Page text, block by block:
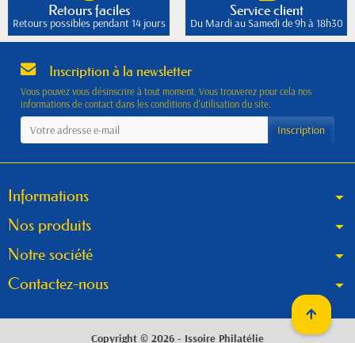
Retours faciles
Retours possibles pendant 14 jours
Service client
Du Mardi au Samedi de 9h à 18h30
Inscription à la newsletter
Vous pouvez vous désinscrire à tout moment. Vous trouverez pour cela nos
informations de contact dans les conditions d'utilisation du site.
Informations
Nos produits
Notre société
Contactez-nous
Copyright © 2026 - Issoire Philatélie